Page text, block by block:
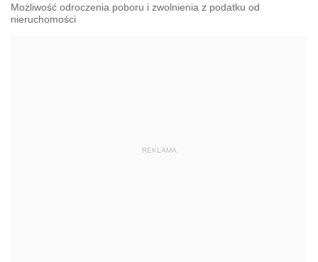
Możliwość odroczenia poboru i zwolnienia z podatku od
nieruchomości